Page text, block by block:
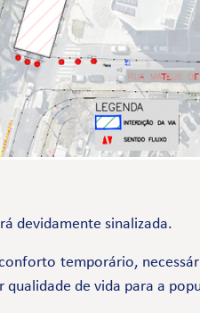
devidamente sinalizada.
temporário,
de vida para a